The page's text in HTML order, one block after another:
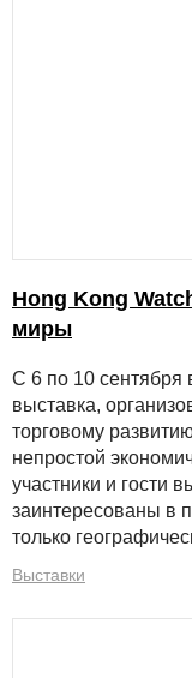
Hong Kong
миры
С 6 по 10 сентября
выставка,
торговому
непростой
участники и гости
заинтересованы в
только
Выставки